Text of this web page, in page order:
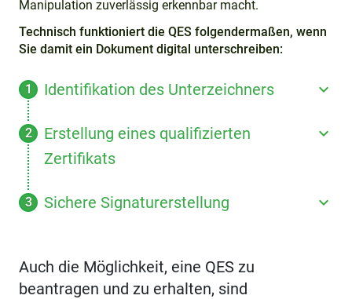
Manipulation zuverlässig erkennbar macht.
Technisch funktioniert die QES folgendermaßen, wenn
Sie damit ein Dokument digital unterschreiben:
Identifikation des Unterzeichners
Erstellung eines qualifizierten
Zertifikats
Sichere Signaturerstellung
Auch die Möglichkeit, eine QES zu
beantragen und zu erhalten, sind